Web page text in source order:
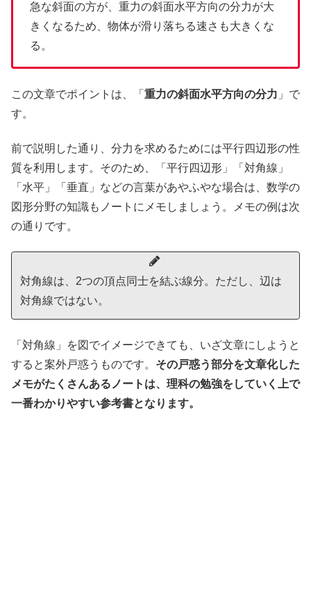
急な斜面の方が、重力の斜面水平方向の分力が大
きくなるため、物体が滑り落ちる速さも大きくな
る。
この文章でポイントは、「 重力の斜面水平方向の分力 」で
す。
前で説明した通り、分力を求めるためには平行四辺形の性
質を利用します。そのため、「平行四辺形」「対角線」
「水平」「垂直」などの言葉があやふやな場合は、数学の
図形分野の知識もノートにメモしましょう。メモの例は次
の通りです。
対角線は、2つの頂点同士を結ぶ線分。ただし、辺は
対角線ではない。
「対角線」を図でイメージできても、いざ文章にしようと
すると案外戸惑うものです。 その戸惑う部分を文章化した
メモがたくさんあるノートは、理科の勉強をしていく上で
一番わかりやすい参考書となります。